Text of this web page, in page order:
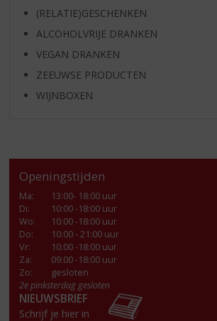
(RELATIE)GESCHENKEN
ALCOHOLVRIJE DRANKEN
VEGAN DRANKEN
ZEEUWSE PRODUCTEN
WIJNBOXEN
Openingstijden
Ma:
13:00- 18:00 uur
Di:
10:00 -18:00 uur
Wo:
10:00 -18:00 uur
Do:
10:00 - 21:00 uur
Vr:
10:00 -18:00 uur
Za:
09:00 -18:00 uur
Zo:
gesloten
2e pinksterdag gesloten
NIEUWSBRIEF
Schrijf je hier in